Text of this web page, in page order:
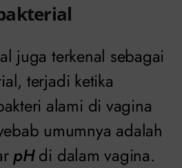
juga terkenal sebagai
terjadi ketika
alami di vagina
umumnya adalah
pHdi dalam vagina.